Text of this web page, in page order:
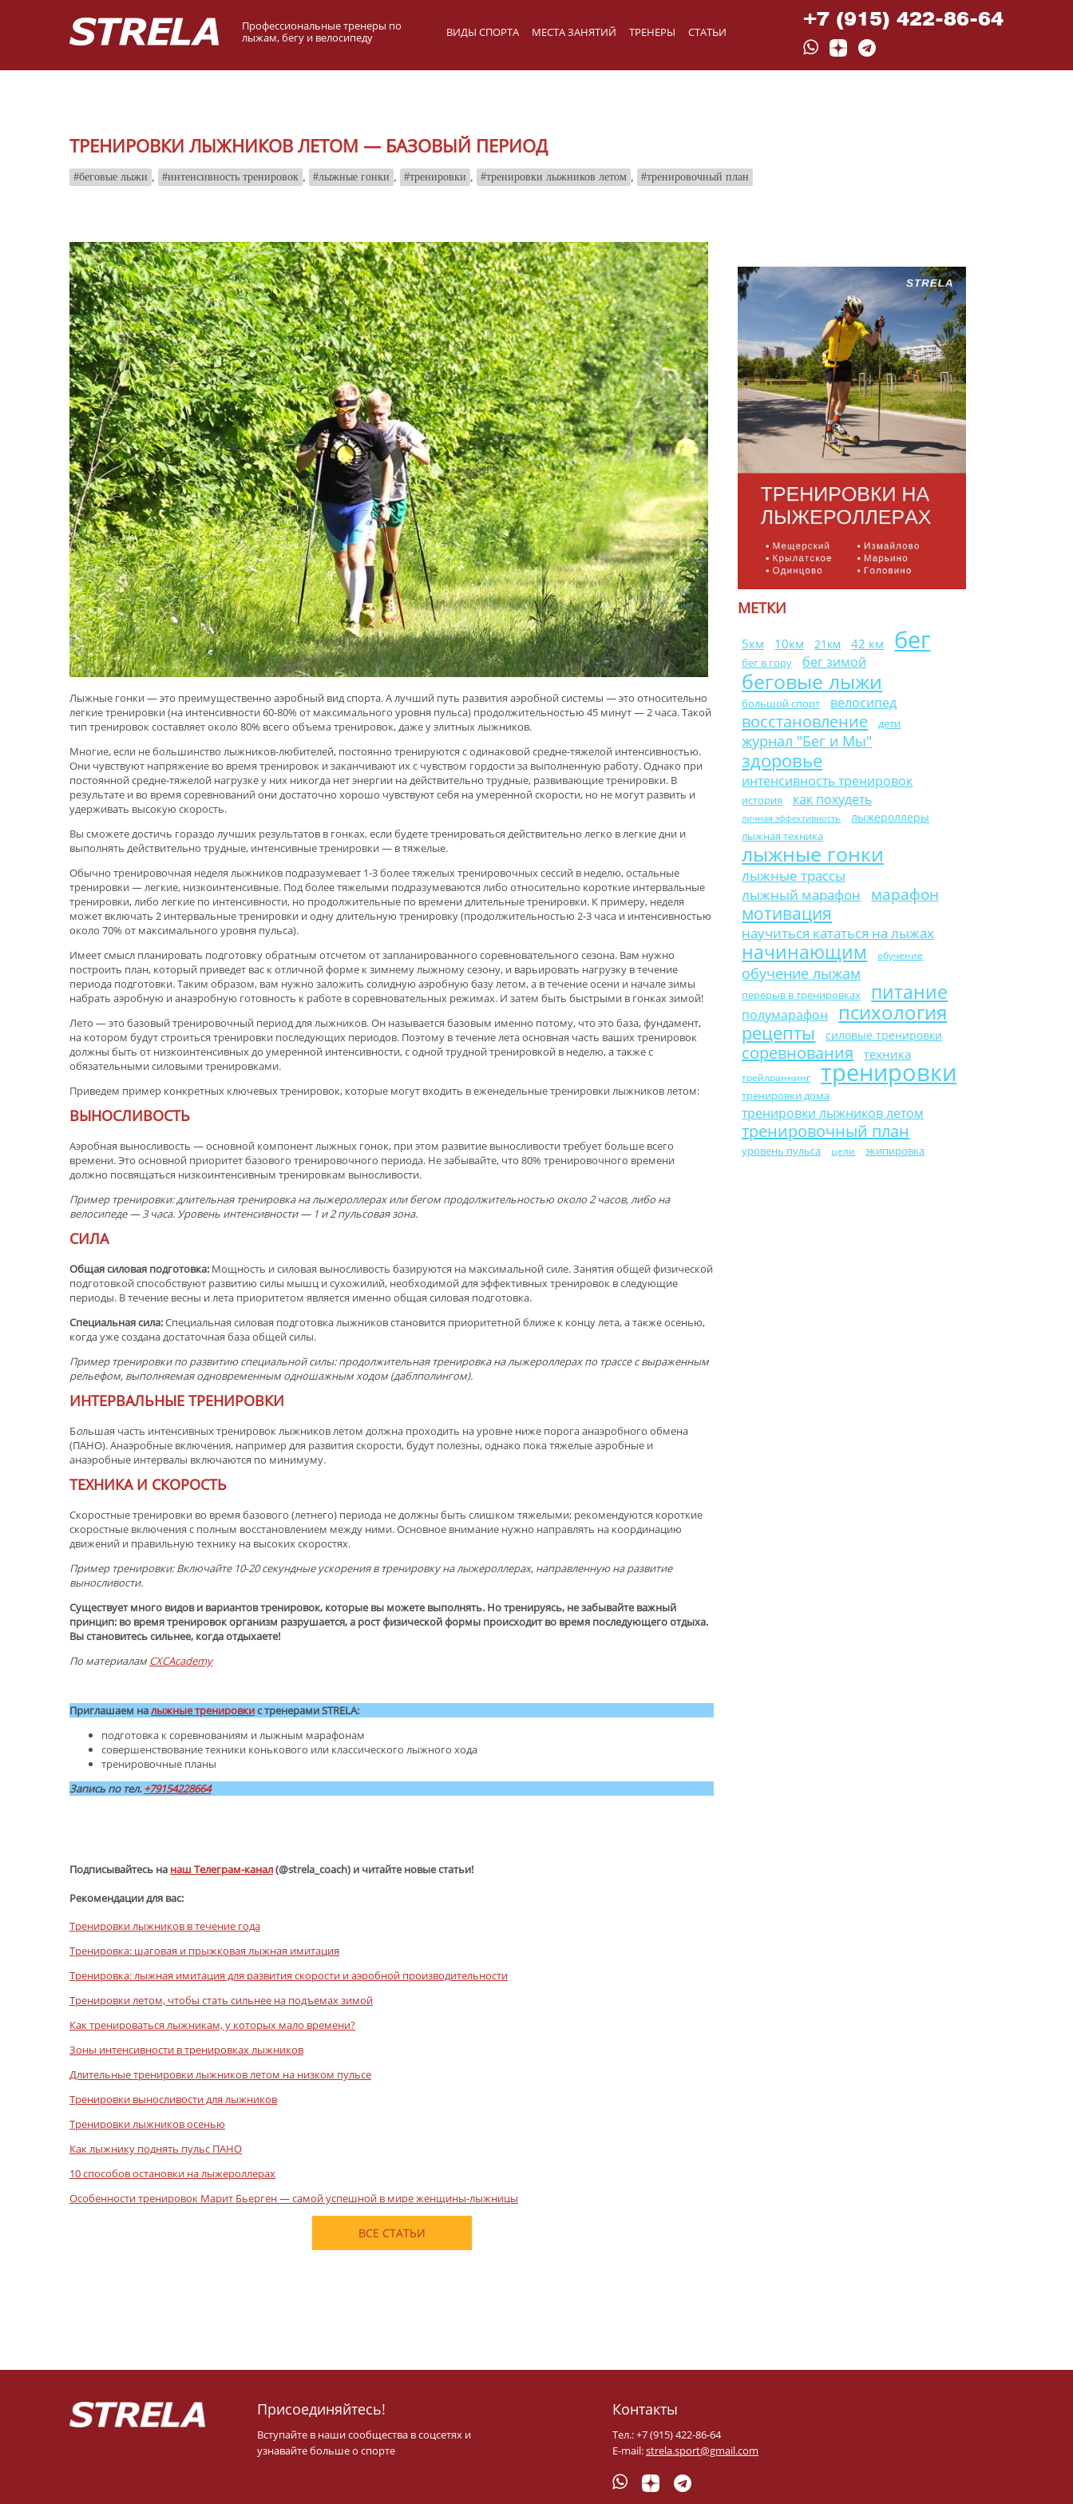
Профессиональные тренеры по
лыжам, бегу и велосипеду
+7 (915) 422-86-64
ВИДЫ СПОРТА МЕСТА ЗАНЯТИЙ ТРЕНЕРЫ СТАТЬИ
ТРЕНИРОВКИ ЛЫЖНИКОВ ЛЕТОМ — БАЗОВЫЙ ПЕРИОД
беговые лыжи интенсивность тренировок лыжные гонки тренировки тренировки лыжников летом тренировочный план
Лыжные гонки — это преимущественно аэробный вид спорта. А лучший путь развития аэробной системы — это относительно
легкие тренировки (на интенсивности 60-80% от максимального уровня пульса) продолжительностью 45 минут — 2 часа. Такой
тип тренировок составляет около 80% всего объема тренировок, даже у элитных лыжников.
Многие, если не большинство лыжников-любителей, постоянно тренируются с одинаковой средне-тяжелой интенсивностью.
Они чувствуют напряжение во время тренировок и заканчивают их с чувством гордости за выполненную работу. Однако при
постоянной средне-тяжелой нагрузке у них никогда нет энергии на действительно трудные, развивающие тренировки. В
результате и во время соревнований они достаточно хорошо чувствуют себя на умеренной скорости, но не могут развить и
удерживать высокую скорость.
Вы сможете достичь гораздо лучших результатов в гонках, если будете тренироваться действительно легко в легкие дни и
выполнять действительно трудные, интенсивные тренировки — в тяжелые.
Обычно тренировочная неделя лыжников подразумевает 1-3 более тяжелых тренировочных сессий в неделю, остальные
тренировки — легкие, низкоинтенсивные. Под более тяжелыми подразумеваются либо относительно короткие интервальные
тренировки, либо легкие по интенсивности, но продолжительные по времени длительные тренировки. К примеру, неделя
может включать 2 интервальные тренировки и одну длительную тренировку (продолжительностью 2-3 часа и интенсивностью
около 70% от максимального уровня пульса).
Имеет смысл планировать подготовку обратным отсчетом от запланированного соревновательного сезона. Вам нужно
построить план, который приведет вас к отличной форме к зимнему лыжному сезону, и варьировать нагрузку в течение
периода подготовки. Таким образом, вам нужно заложить солидную аэробную базу летом, а в течение осени и начале зимы
набрать аэробную и анаэробную готовность к работе в соревновательных режимах. И затем быть быстрыми в гонках зимой!
Лето — это базовый тренировочный период для лыжников. Он называется базовым именно потому, что это база, фундамент,
на котором будут строиться тренировки последующих периодов. Поэтому в течение лета основная часть ваших тренировок
должны быть от низкоинтенсивных до умеренной интенсивности, с одной трудной тренировкой в неделю, а также с
обязательными силовыми тренировками.
Приведем пример конкретных ключевых тренировок, которые могут входить в еженедельные тренировки лыжников летом:
ВЫНОСЛИВОСТЬ
Аэробная выносливость — основной компонент лыжных гонок, при этом развитие выносливости требует больше всего
времени. Это основной приоритет базового тренировочного периода. Не забывайте, что 80% тренировочного времени
должно посвящаться низкоинтенсивным тренировкам выносливости.
Пример тренировки: длительная тренировка на лыжероллерах или бегом продолжительностью около 2 часов, либо на
велосипеде — 3 часа. Уровень интенсивности— 1 и2пульсоваязона.
СИЛА
Общая силовая подготовка: Мощность и силовая выносливость базируются на максимальной силе. Занятия общей физической
подготовкой способствуют развитию силы мышц и сухожилий, необходимой для эффективных тренировок в следующие
периоды. В течение весны и лета приоритетом является именно общая силовая подготовка.
Специальная сила:Специальная силовая подготовка лыжников становится приоритетной ближе к концу лета, а также осенью,
когда уже создана достаточная база общей силы.
Пример тренировки по развитию специальной силы: продолжительная тренировка на лыжероллерах по трассе с выраженным
рельефом, выполняемая одновременным одношажным ходом (даблполингом).
ИНТЕРВАЛЬНЫЕ ТРЕНИРОВКИ
Большая часть интенсивных тренировок лыжников летом должна проходить на уровне ниже порога анаэробного обмена
(ПАНО). Анаэробные включения, например для развития скорости, будут полезны, однако пока тяжелые аэробные и
анаэробные интервалы включаются по минимуму.
ТЕХНИКА И СКОРОСТЬ
Скоростные тренировки во время базового (летнего) периода не должны быть слишком тяжелыми; рекомендуются короткие
скоростные включения с полным восстановлением между ними. Основное внимание нужно направлять на координацию
движений и правильную технику на высоких скоростях.
Пример тренировки: Включайте 10-20 секундные ускорения в тренировку на лыжероллерах, направленную на развитие
выносливости.
Существует много видов и вариантов тренировок, которые вы можете выполнять. Но тренируясь, не забывайте важный
принцип: во время тренировок организм разрушается, а рост физической формы происходит во время последующего отдыха.
Вы становитесь сильнее, когда отдыхаете!
По материалам CXCAcademy
Приглашаем налыжные тренировкис тренерами STRELA:
подготовка к соревнованиям и лыжным марафонам
совершенствование техники конькового или классического лыжного хода
тренировочные планы
Запись по тел.+79154228664
Подписывайтесь на наш Телеграм-канал(@strela_coach) и читайте новые статьи!
Рекомендации для вас:
Тренировки лыжников в течение года
Тренировка: шаговая и прыжковая лыжная имитация
Тренировка: лыжная имитация для развития скорости и аэробной производительности
Тренировки летом, чтобы стать сильнее на подъемах зимой
Как тренироваться лыжникам, у которых мало времени?
Зоны интенсивности в тренировках лыжников
Длительные тренировки лыжников летом на низком пульсе
Тренировки выносливости для лыжников
Тренировки лыжников осенью
Как лыжнику поднять пульс ПАНО
10 способов остановки на лыжероллерах
Особенности тренировок Марит Бьерген — самой успешной в мире женщины-лыжницы
ВСЕ СТАТЬИ
МЕТКИ
5км 10км 21км 42 км бег
бег в гору бег зимой
беговые лыжи
большой спорт велосипед
восстановление дети
журнал "Бег и Мы"
здоровье
интенсивность тренировок
история как похудеть
личная эффективность лыжероллеры
лыжная техника
лыжные гонки
лыжные трассы
лыжный марафон
марафон
мотивация
научиться кататься на лыжах
начинающим обучение
обучение лыжам
перерыв в тренировках питание
полумарафон психология
рецепты силовые тренировки
соревнования техника
трейлраннинг тренировки
тренировки дома
тренировки лыжников летом
тренировочный план
уровень пульса цели экипировка
Присоединяйтесь!
Вступайте в наши сообщества в соцсетях и
узнавайте больше о спорте
Контакты
Тел.: +7 (915) 422-86-64
E-mail:strela.sport@gmail.com